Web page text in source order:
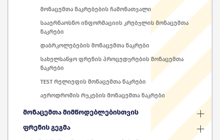
მონაცემთა ნაკრებების ჩამონათვალი
სააერნაოსნო ინფორმაციის კრებულის მონაცემთა
ნაკრები
დაბრკოლებების მონაცემთა ნაკრები
სახელსაწყო ფრენის პროცედურების მონაცემთა
ნაკრები
TEST რელიეფის მონაცემთა ნაკრები
აეროდრომის რუკების მონაცემთა ნაკრები
მონაცემთა მიმწოდებლებისთვის
ფრენის გეგმა